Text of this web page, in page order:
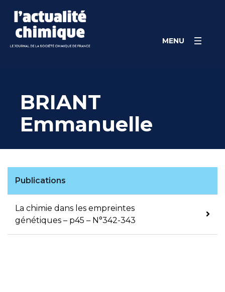
content
MENU
BRIANT
Emmanuelle
Publications
La chimie dans les empreintes
génétiques – p45 – N°342-343